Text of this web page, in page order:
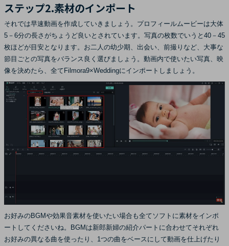
ステップ2.素材のインポート
それでは早速動画を作成していきましょう。プロフィールムービーは大体
5－6分の長さがちょうど良いとされています。写真の枚数でいうと40－45
枚ほどが目安となります。お二人の幼少期、出会い、前撮りなど、大事な
節目ごとの写真をバランス良く選びましょう。動画内で使いたい写真、映
像を決めたら、全てFilmora9×Weddingにインポートしましょう。
お好みのBGMや効果音素材を使いたい場合も全てソフトに素材をインポ
ートしてくださいね。BGMは新郎新婦の紹介パートに合わせてそれぞれ
お好みの異なる曲を使ったり、1つの曲をベースにして動画を仕上げたり